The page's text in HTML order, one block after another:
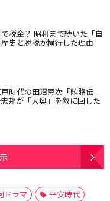
税金？ 昭和まで続いた「自
史と脱税が横行した理由
時代の田沼意次「賄賂伝
邦が「大奥」を敵に回した
ドラマ
平安時代